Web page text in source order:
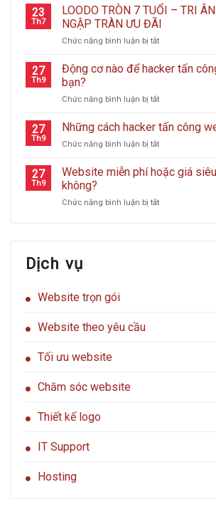
Chính
Thức
Vận
Hành
Thống
Nâng
Trải
Khách
23
Th7
LOODO TRÒN 7 TUỔI – TRI
NGẬP TRÀN ƯU ĐÃI
Chức năng bình luận bị tắtở
TRÒN
–
ÂN
HÀNG,
TRÀN
27
Th9
Động cơ nào để hacker tấn
bạn?
Chức năng bình luận bị tắtở
cơ
nào
để
tấn
của
27
Th9
Những cách hacker tấn công
Chức năng bình luận bị tắtở
cách
hacker
công
27
Th9
Website miễn phí hoặc giá
không?
Chức năng bình luận bị tắtở
Dịch vụ
Website trọn gói
Website theo yêu cầu
Tối ưu website
Chăm sóc website
Thiết kế logo
IT Support
Hosting